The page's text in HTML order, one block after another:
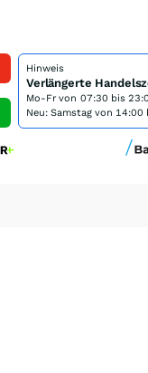
Hinweis
Verlängerte
Mo-Fr von 07:30 bis
Neu: Samstag von 14:00